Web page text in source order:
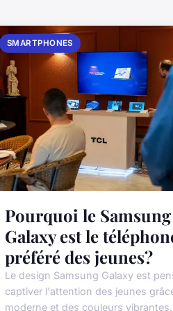
SMARTPHONES
Pourquoi le Samsung
Galaxy est le
préféré des jeunes?
Le design Samsung Galaxy est
captiver l'attention des jeunes
moderne et des couleurs